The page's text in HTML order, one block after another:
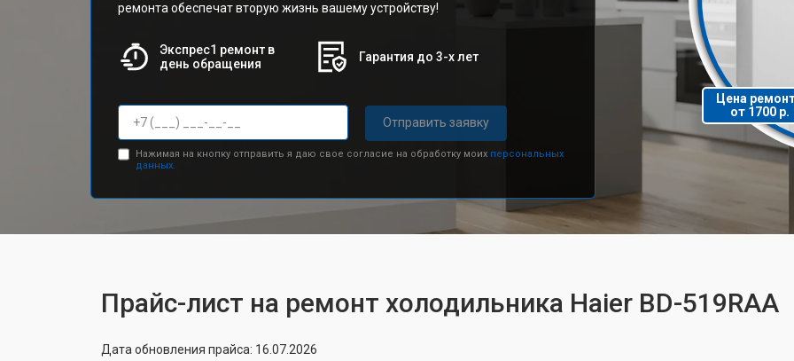
ремонта обеспечат вторую жизнь вашему устройству!
Экспрес1 ремонт в
день обращения
Гарантия до 3-х лет
Отправить заявку
Нажимая на кнопку отправить я даю свое согласие на обработку моих персональных
данных.
Цена
от 1700 р.
Прайс-лист на ремонт холодильника Haier BD-519RAA
Дата обновления прайса: 16.07.2026